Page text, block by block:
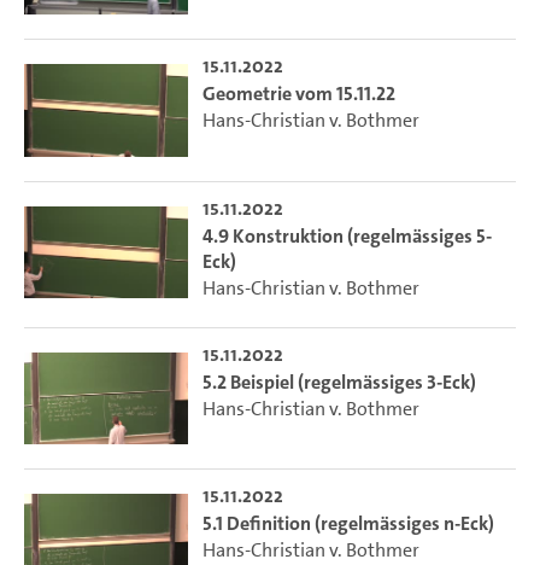
15.11.2022
Geometrie vom 15.11.22
Hans-Christian v. Bothmer
15.11.2022
4.9 Konstruktion (regelmässiges 5-
Eck)
Hans-Christian v. Bothmer
15.11.2022
5.2 Beispiel (regelmässiges 3-Eck)
Hans-Christian v. Bothmer
15.11.2022
5.1 Definition (regelmässiges n-Eck)
Hans-Christian v. Bothmer